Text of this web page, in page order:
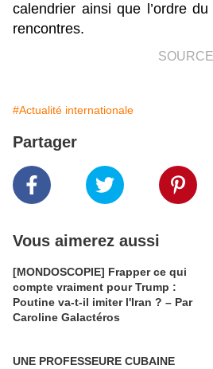
calendrier ainsi que l’ordre
rencontres.
#Actualité internationale
Partager
Vous aimerez aussi
[MONDOSCOPIE] Frapper ce qui
compte vraiment pour Trump :
Poutine va-t-il imiter l'Iran ? – Par
Caroline Galactéros
UNE PROFESSEURE CUBAINE